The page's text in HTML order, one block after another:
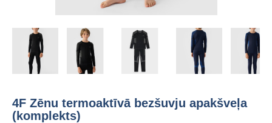
4F Zēnu termoaktīvā bezšuvju apakšveļa
(komplekts)